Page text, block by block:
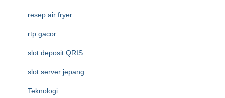
resep air fryer
rtp gacor
slot deposit QRIS
slot server jepang
Teknologi